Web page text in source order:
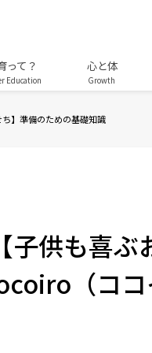
って？
Education
心と体
Growth
】準備のための基礎知識
子供も喜ぶ
（ココ